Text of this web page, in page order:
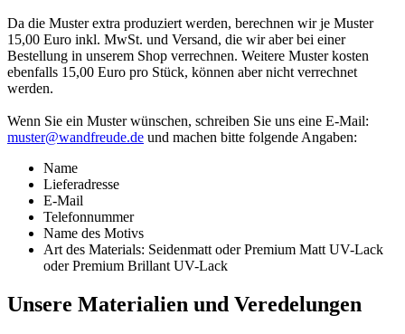
Da die Muster extra produziert werden, berechnen wir je Muster
15,00 Euro inkl. MwSt. und Versand, die wir aber bei einer
Bestellung in unserem Shop verrechnen. Weitere Muster kosten
ebenfalls 15,00 Euro pro Stück, können aber nicht verrechnet
werden.
Wenn Sie ein Muster wünschen, schreiben Sie uns eine E-Mail:
muster@wandfreude.de und machen bitte folgende Angaben:
Name
Lieferadresse
E-Mail
Telefonnummer
Name des Motivs
Art des Materials: Seidenmatt oder Premium Matt UV-Lack
oder Premium Brillant UV-Lack
Unsere Materialien und Veredelungen